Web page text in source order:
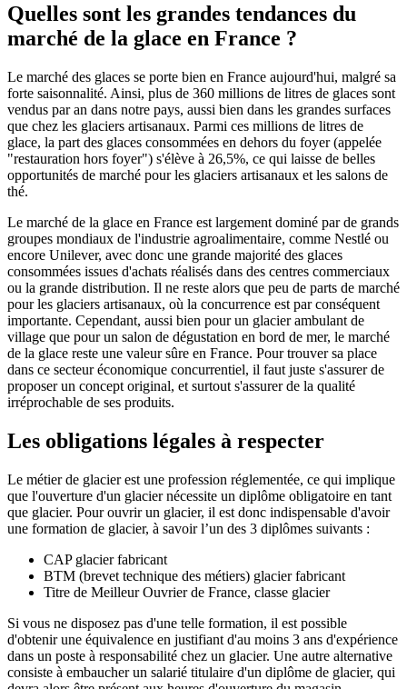
Quelles sont les grandes tendances du
marché de la glace en France ?
Le marché des glaces se porte bien en France aujourd'hui, malgré sa
forte saisonnalité. Ainsi, plus de 360 millions de litres de glaces sont
vendus par an dans notre pays, aussi bien dans les grandes surfaces
que chez les glaciers artisanaux. Parmi ces millions de litres de
glace, la part des glaces consommées en dehors du foyer (appelée
"restauration hors foyer") s'élève à 26,5%, ce qui laisse de belles
opportunités de marché pour les glaciers artisanaux et les salons de
thé.
Le marché de la glace en France est largement dominé par de grands
groupes mondiaux de l'industrie agroalimentaire, comme Nestlé ou
encore Unilever, avec donc une grande majorité des glaces
consommées issues d'achats réalisés dans des centres commerciaux
ou la grande distribution. Il ne reste alors que peu de parts de marché
pour les glaciers artisanaux, où la concurrence est par conséquent
importante. Cependant, aussi bien pour un glacier ambulant de
village que pour un salon de dégustation en bord de mer, le marché
de la glace reste une valeur sûre en France. Pour trouver sa place
dans ce secteur économique concurrentiel, il faut juste s'assurer de
proposer un concept original, et surtout s'assurer de la qualité
irréprochable de ses produits.
Les obligations légales à respecter
Le métier de glacier est une profession réglementée, ce qui implique
que l'ouverture d'un glacier nécessite un diplôme obligatoire en tant
que glacier. Pour ouvrir un glacier, il est donc indispensable d'avoir
une formation de glacier, à savoir l’un des 3 diplômes suivants :
CAP glacier fabricant
BTM (brevet technique des métiers) glacier fabricant
Titre de Meilleur Ouvrier de France, classe glacier
Si vous ne disposez pas d'une telle formation, il est possible
d'obtenir une équivalence en justifiant d'au moins 3 ans d'expérience
dans un poste à responsabilité chez un glacier. Une autre alternative
consiste à embaucher un salarié titulaire d'un diplôme de glacier, qui